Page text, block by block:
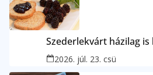
Szederlekvárt házilag
2026. júl. 23. csü